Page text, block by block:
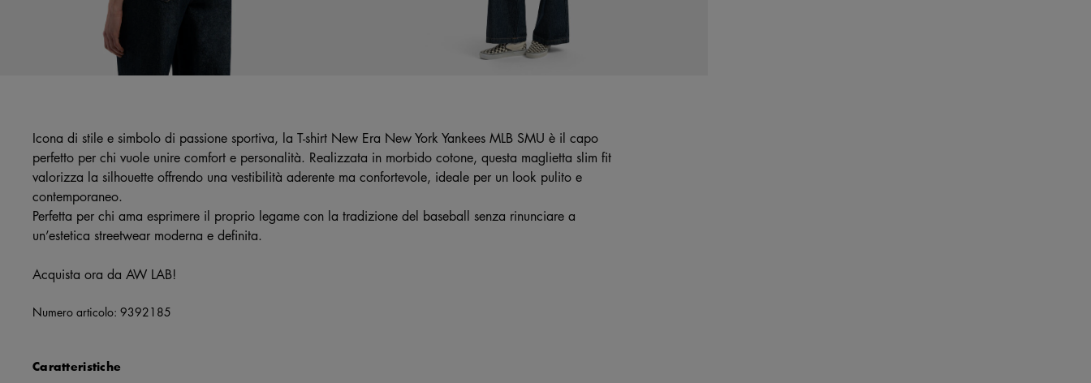
Icona di stile e simbolo di passione sportiva, la T-shirt New Era New York Yankees MLB SMU è il capo
perfetto per chi vuole unire comfort e personalità. Realizzata in morbido cotone, questa maglietta slim fit
valorizza la silhouette offrendo una vestibilità aderente ma confortevole, ideale per un look pulito e
contemporaneo.
Perfetta per chi ama esprimere il proprio legame con la tradizione del baseball senza rinunciare a
un’estetica streetwear moderna e definita.
Acquista ora da AW LAB!
Numero articolo: 9392185
Caratteristiche